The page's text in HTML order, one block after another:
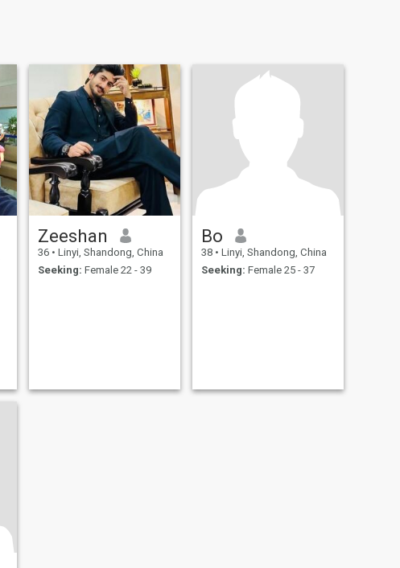
Zeeshan
36 • Linyi, Shandong, China
Seeking: Female 22 - 39
Bo
38 • Linyi, Shandong, China
Seeking: Female 25 - 37